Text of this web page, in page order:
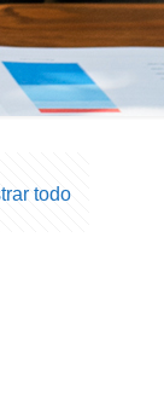
todo